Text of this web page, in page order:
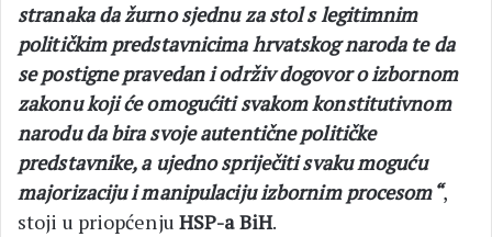
stranaka da žurno sjednu za stol s legitimnim
političkim predstavnicima hrvatskog naroda te da
se postigne pravedan i održiv dogovor o izbornom
zakonu koji će omogućiti svakom konstitutivnom
narodu da bira svoje autentične političke
predstavnike, a ujedno spriječiti svaku moguću
majorizaciju i manipulaciju izbornim procesom“,
stoji u priopćenju HSP-a BiH.